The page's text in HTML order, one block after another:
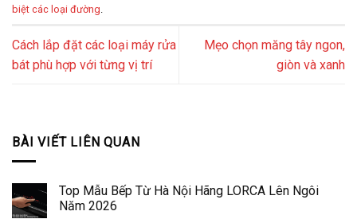
biệt các loại đường
Cách lắp đặt các loại máy rửa
bát phù hợp với từng vị trí
Mẹo chọn măng tây ngon,
giòn và xanh
BÀI VIẾT LIÊN QUAN
Top Mẫu Bếp Từ Hà Nội Hãng LORCA Lên Ngôi
Năm 2026